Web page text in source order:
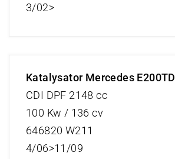
3/02>
Katalysator Mercedes E200TD
CDI DPF 2148 cc
100 Kw / 136 cv
646820 W211
4/06>11/09